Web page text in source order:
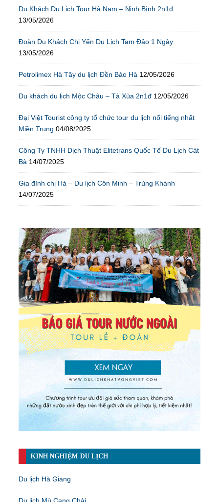
Du Khách Du Lịch Tour Hà Nam – Ninh Bình 2n1đ
13/05/2026
Đoàn Du Khách Chị Yến Du Lịch Tam Đảo 1 Ngày
13/05/2026
Petrolimex Hà Tây du lịch Đền Bảo Hà 12/05/2026
Du khách du lịch Mộc Châu – Tà Xùa 2n1đ 12/05/2026
Đại Việt Tourist công ty tổ chức tour du lịch nổi tiếng nhất
Miền Trung 04/08/2025
Công Ty TNHH Dịch Thuật Elitetrans Quốc Tế Du Lịch Cát
Bà 14/07/2025
Gia đình chị Hà – Du lịch Côn Minh – Trùng Khánh
14/07/2025
KINH NGHIỆM DU LỊCH
Du lịch Hà Giang